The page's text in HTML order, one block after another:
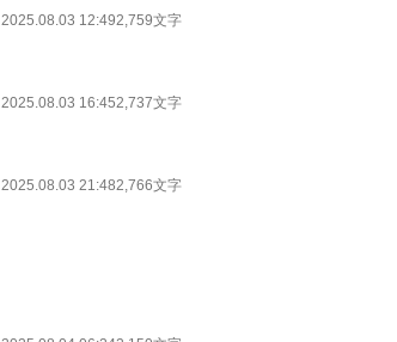
2025.08.03 12:492,759文字
2025.08.03 16:452,737文字
2025.08.03 21:482,766文字